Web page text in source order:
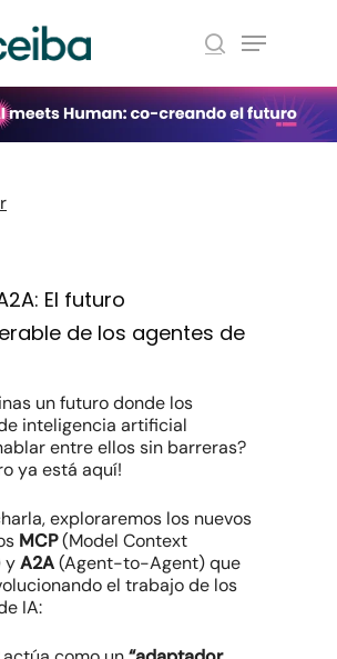
search
Menu
El futuro
de los agentes de
un futuro donde los
inteligencia artificial
entre ellos sin barreras?
ya está aquí!
exploraremos los nuevos
MCP(Model Context
yA2A(Agent-to-Agent) que
el trabajo de los
IA:
Menu